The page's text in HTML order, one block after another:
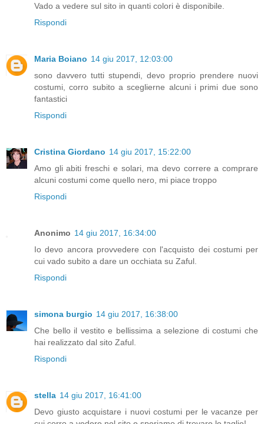
Vado a vedere sul sito in quanti colori è disponibile.
Rispondi
Maria Boiano 14 giu 2017, 12:03:00
sono davvero tutti stupendi, devo proprio prendere nuovi
costumi, corro subito a sceglierne alcuni i primi due sono
fantastici
Rispondi
Cristina Giordano 14 giu 2017, 15:22:00
Amo gli abiti freschi e solari, ma devo correre a comprare
alcuni costumi come quello nero, mi piace troppo
Rispondi
Anonimo 14 giu 2017, 16:34:00
Io devo ancora provvedere con l'acquisto dei costumi per
cui vado subito a dare un occhiata su Zaful.
Rispondi
simona burgio 14 giu 2017, 16:38:00
Che bello il vestito e bellissima a selezione di costumi che
hai realizzato dal sito Zaful.
Rispondi
stella 14 giu 2017, 16:41:00
Devo giusto acquistare i nuovi costumi per le vacanze per